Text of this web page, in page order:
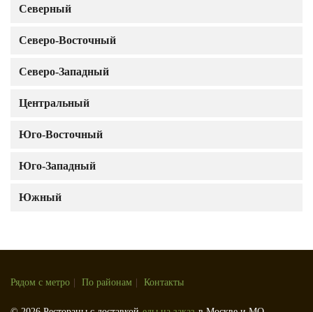
Северный
Северо-Восточный
Северо-Западный
Центральный
Юго-Восточный
Юго-Западный
Южный
Рядом с метро По районам Контакты